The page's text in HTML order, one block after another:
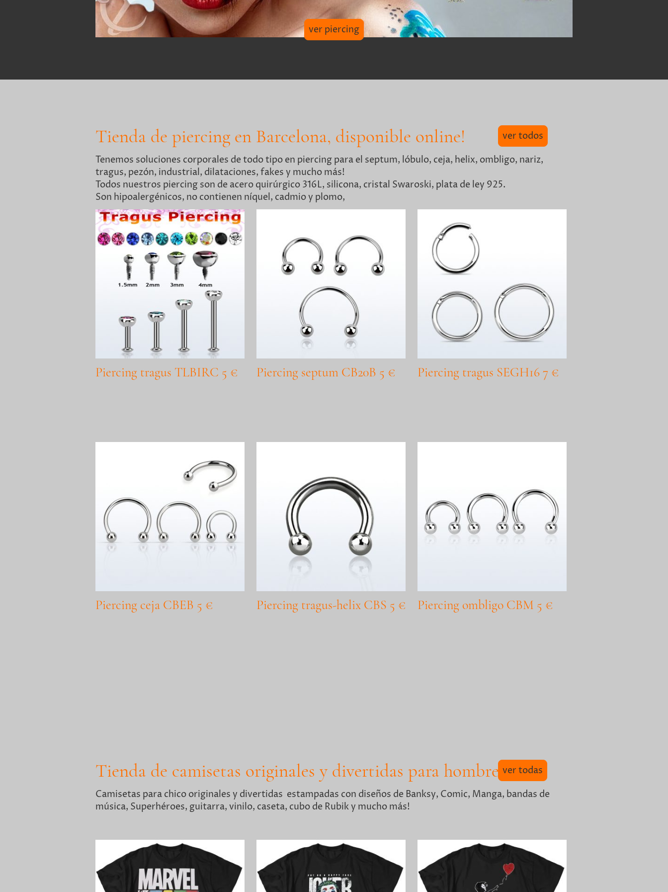
ver piercing
Tienda de piercing en Barcelona, disponible online!
Tenemos soluciones corporales de todo tipo en piercing para el septum, lóbulo, ceja, helix, ombligo, nariz,
tragus, pezón, industrial, dilataciones, fakes y mucho más!
Todos nuestros piercing son de acero quirúrgico 316L, silicona, cristal Swaroski, plata de ley 925.
Son hipoalergénicos, no contienen níquel, cadmio y plomo,
ver todos
Piercing tragus TLBIRC 5 € Piercing septum CB20B 5 € Piercing tragus SEGH16 7 €
Piercing ceja CBEB 5 € Piercing tragus-helix CBS 5 € Piercing ombligo CBM 5 €
Tienda de camisetas originales y divertidas para hombre!
Camisetas para chico originales y divertidas estampadas con diseños de Banksy, Comic, Manga, bandas de
música, Superhéroes, guitarra, vinilo, caseta, cubo de Rubik y mucho más!
ver todas